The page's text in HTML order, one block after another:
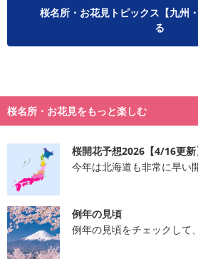
桜名所・お花見トピックス【九州
る
桜名所・お花見をもっと楽しむ
桜開花予想2026【4/16更新
今年は北海道も非常に早い
例年の見頃
例年の見頃をチェックして